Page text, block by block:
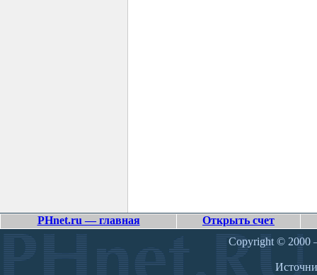
PHnet.ru — главная
Открыть счет
Copyright © 2000